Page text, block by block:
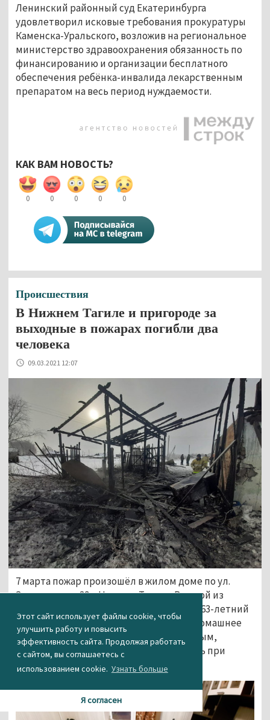
Этот сайт использует файлы cookie, чтобы
улучшить работу и повысить
эффективность сайта. Продолжая работать
с сайтом, вы соглашаетесь с
использованием cookie. Узнать больше
Я согласен
Ленинский районный суд Екатеринбурга
удовлетворил исковые требования прокуратуры
Каменска-Уральского, возложив на региональное
министерство здравоохранения обязанность по
финансированию и организации бесплатного
обеспечения ребёнка-инвалида лекарственным
препаратом на весь период нуждаемости.
КАК ВАМ НОВОСТЬ?
0 0 0 0 0
Происшествия
В Нижнем Тагиле и пригороде за
выходные в пожарах погибли два
человека
09.03.2021 12:07
7 марта пожар произошёл в жилом доме по ул.
Энтузиастов, 39 в Нижнем Тагиле. В одной из
комнат коммунальной квартиры погиб 63-летний
мужчина. На площади 2 кв. м обгорело домашнее
имущество. По предварительным данным,
причиной пожара стала неосторожность при
курении самого погибшего.